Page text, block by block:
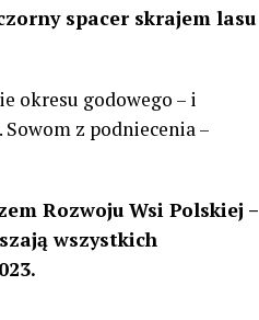
spacer skrajem lasu
okresu godowego – i
z podniecenia –
Rozwoju Wsi Polskiej –
wszystkich